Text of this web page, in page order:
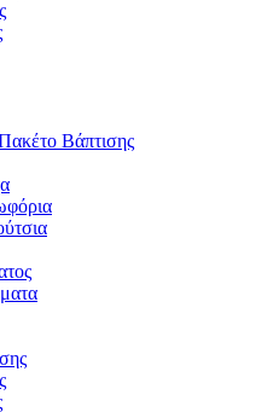
Βάπτισης